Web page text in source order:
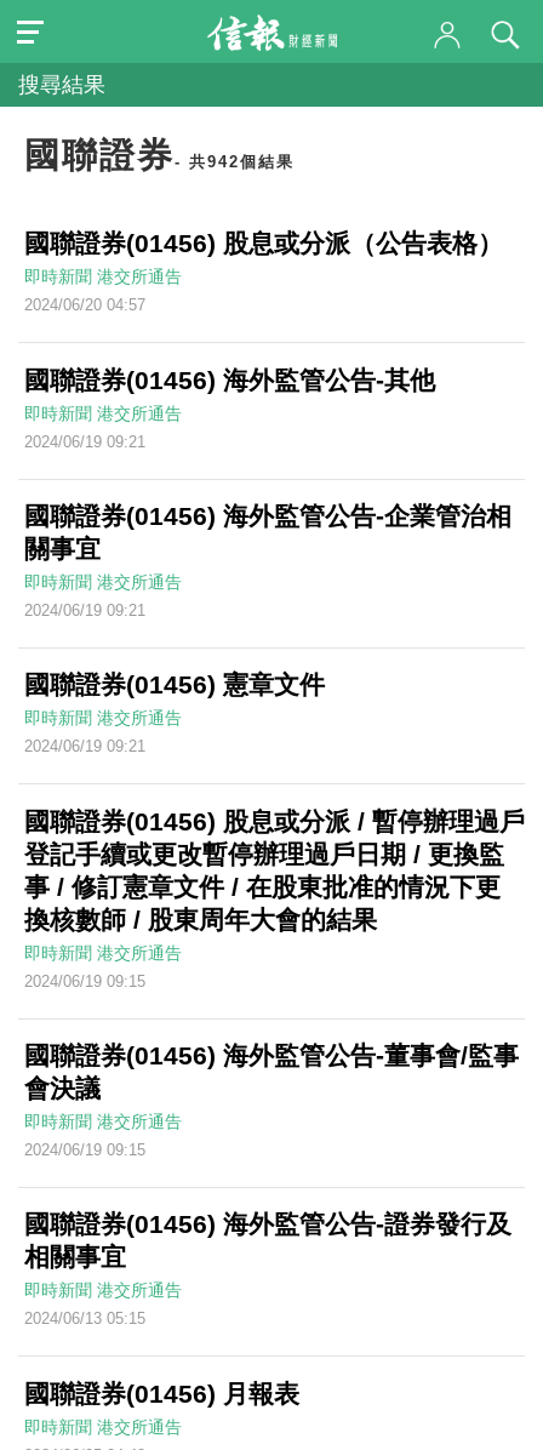
搜尋結果
國聯證券- 共942個結果
國聯證券(01456) 股息或分派（公告表格）
即時新聞 港交所通告
2024/06/20 04:57
國聯證券(01456) 海外監管公告-其他
即時新聞 港交所通告
2024/06/19 09:21
國聯證券(01456) 海外監管公告-企業管治相
關事宜
即時新聞 港交所通告
2024/06/19 09:21
國聯證券(01456) 憲章文件
即時新聞 港交所通告
2024/06/19 09:21
國聯證券(01456) 股息或分派 / 暫停辦理過戶
登記手續或更改暫停辦理過戶日期 / 更換監
事 / 修訂憲章文件 / 在股東批准的情況下更
換核數師 / 股東周年大會的結果
即時新聞 港交所通告
2024/06/19 09:15
國聯證券(01456) 海外監管公告-董事會/監事
會決議
即時新聞 港交所通告
2024/06/19 09:15
國聯證券(01456) 海外監管公告-證券發行及
相關事宜
即時新聞 港交所通告
2024/06/13 05:15
國聯證券(01456) 月報表
即時新聞 港交所通告